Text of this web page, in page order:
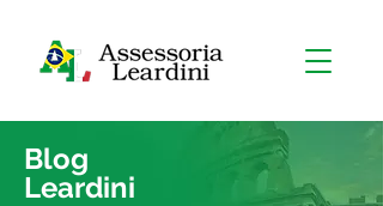
Blog
Leardini